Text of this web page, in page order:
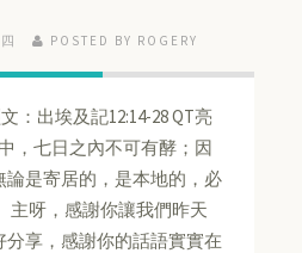
POSTED BY ROGERY
：出埃及記12:14-28 QT亮
，七日之內不可有酵；因
是寄居的，是本地的，必
主呀，感謝你讓我們昨天
享，感謝你的話語實實在